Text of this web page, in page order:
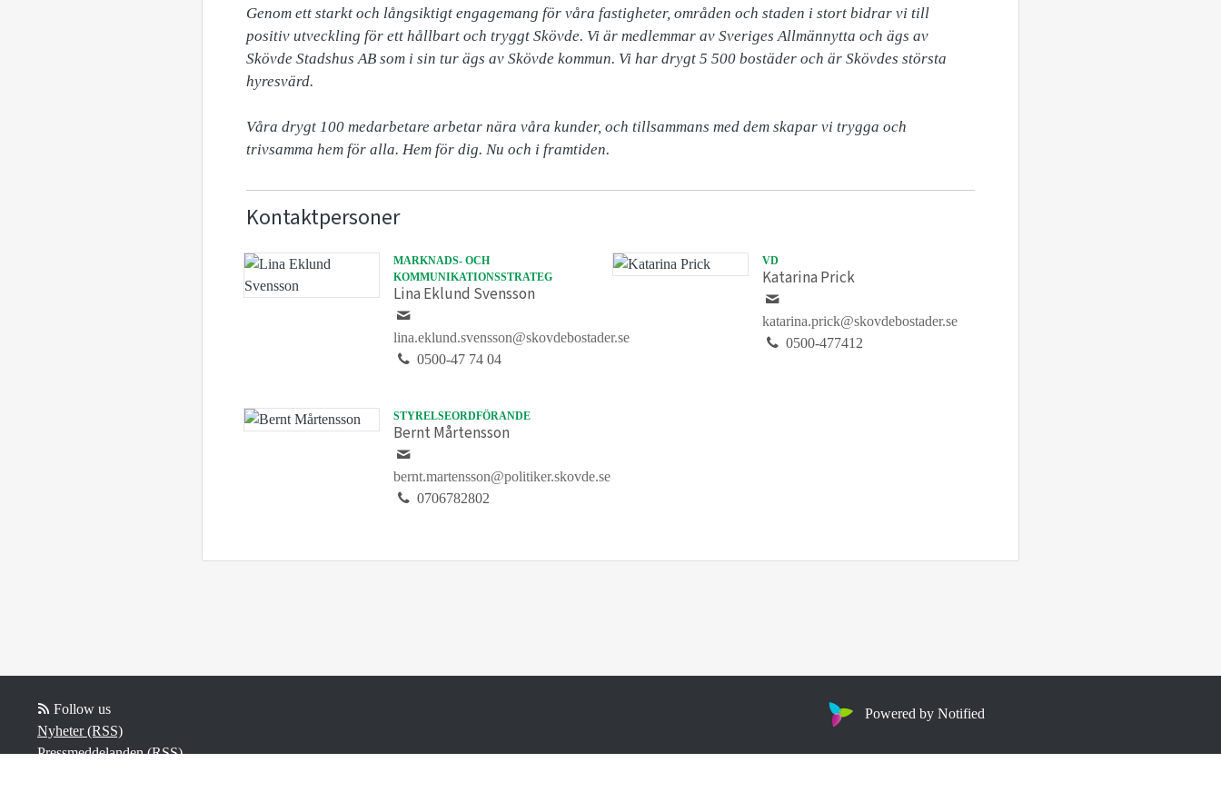
Genom ett starkt och långsiktigt engagemang för våra fastigheter, områden och staden i stort bidrar vi till
positiv utveckling för ett hållbart och tryggt Skövde. Vi är medlemmar av Sveriges Allmännytta och ägs av
Skövde Stadshus AB som i sin tur ägs av Skövde kommun. Vi har drygt 5 500 bostäder och är Skövdes största
hyresvärd.
Våra drygt 100 medarbetare arbetar nära våra kunder, och tillsammans med dem skapar vi trygga och
trivsamma hem för alla. Hem för dig. Nu och i framtiden.
Kontaktpersoner
MARKNADS- OCH
KOMMUNIKATIONSSTRATEG
Lina Eklund Svensson
lina.eklund.svensson@skovdebostader.se
0500-47 74 04
VD
Katarina Prick
katarina.prick@skovdebostader.se
0500-477412
STYRELSEORDFÖRANDE
Bernt Mårtensson
bernt.martensson@politiker.skovde.se
0706782802
Follow us
Nyheter (RSS)
Pressmeddelanden (RSS)
Powered by Notified